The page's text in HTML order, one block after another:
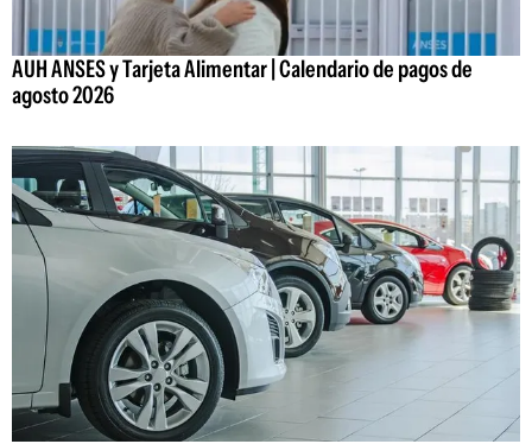
AUH ANSES y Tarjeta Alimentar | Calendario de pagos de
agosto 2026